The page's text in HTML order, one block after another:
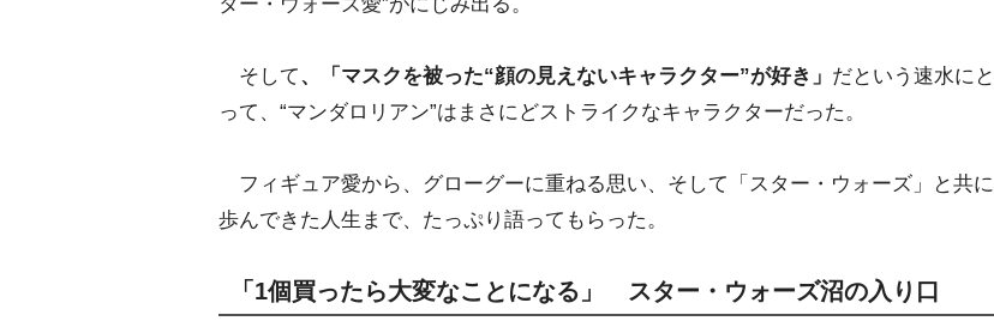
そして、「マスクを被った“顔の見えないキャラクター”が好き」 だという速水にと
って、“マンダロリアン”はまさにどストライクなキャラクターだった。
フィギュア愛から、グローグーに重ねる思い、そして「スター・ウォーズ」と共に
歩んできた人生まで、たっぷり語ってもらった。
「1個買ったら大変なことになる」 スター・ウォーズ沼の入り口